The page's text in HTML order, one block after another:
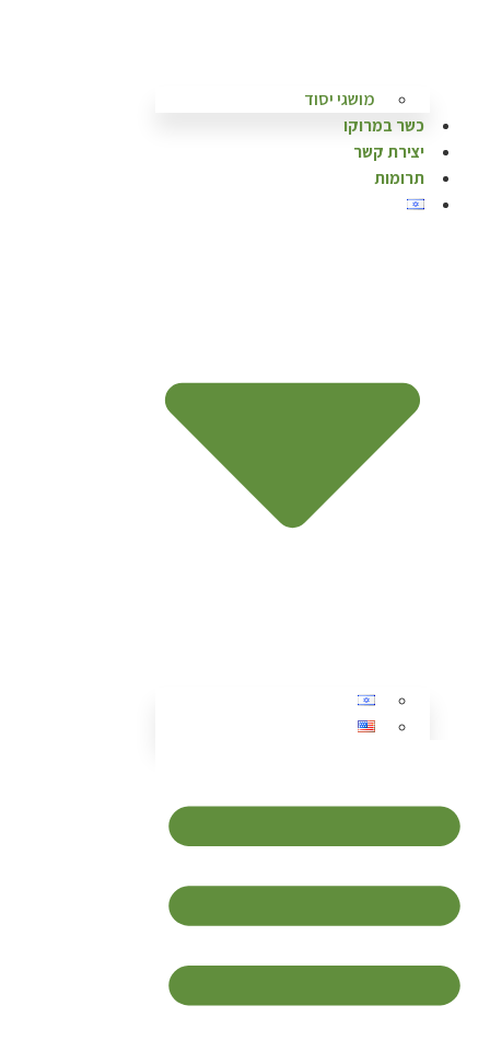
מושגי יסוד
כשר במרוקו
יצירת קשר
תרומות